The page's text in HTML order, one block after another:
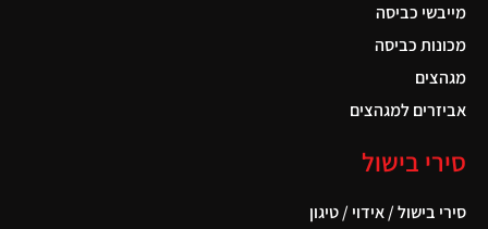
מייבשי כביסה
מכונות כביסה
מגהצים
אביזרים למגהצים
סירי בישול
סירי בישול / אידוי / טיגון